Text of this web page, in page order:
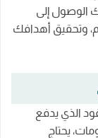
إلى
وتحقيق أهدافك
الذي يدفع
يحتاج